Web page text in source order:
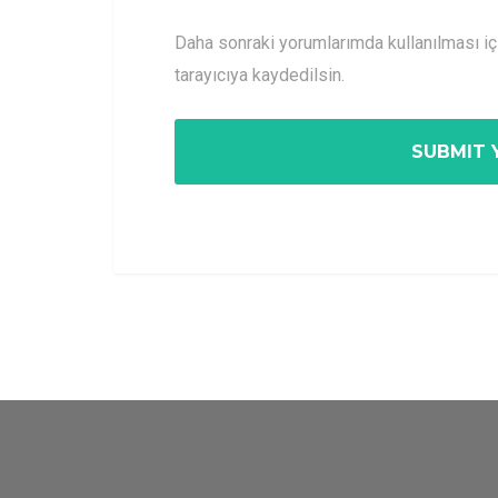
Daha sonraki yorumlarımda
tarayıcıya kaydedilsin.